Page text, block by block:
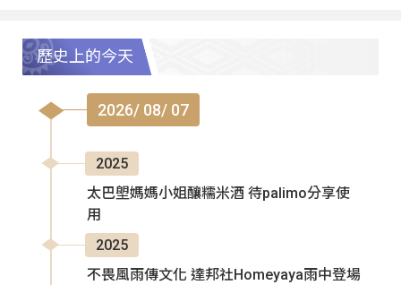
歷史上的今天
2026/ 08/ 07
2025
太巴塱媽媽小姐釀糯米酒 待palimo分享使
用
2025
不畏風雨傳文化 達邦社Homeyaya雨中登場